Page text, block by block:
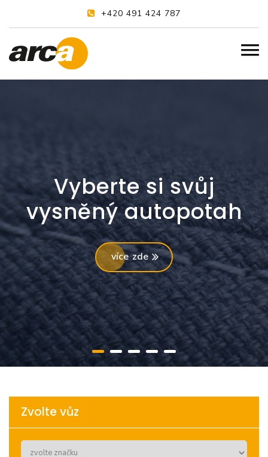
+420 491 424 787
Vyberte si svůj
vysněný autopotah
více zde
Zvolte vůz